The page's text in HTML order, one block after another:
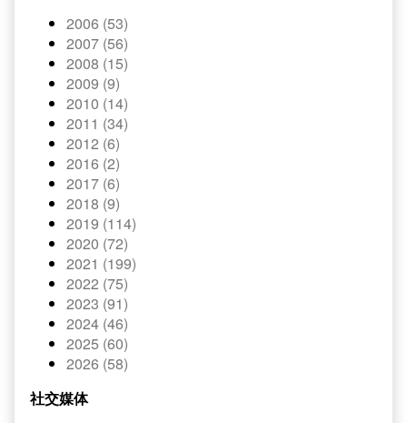
2006 (53)
2007 (56)
2008 (15)
2009 (9)
2010 (14)
2011 (34)
2012 (6)
2016 (2)
2017 (6)
2018 (9)
2019 (114)
2020 (72)
2021 (199)
2022 (75)
2023 (91)
2024 (46)
2025 (60)
2026 (58)
社交媒体